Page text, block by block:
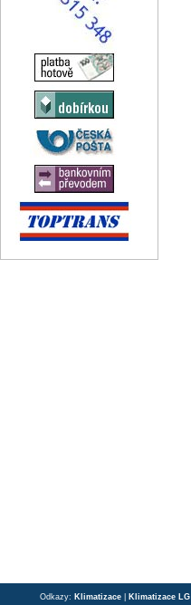
Odkazy: Klimatizace Klimatizace LG